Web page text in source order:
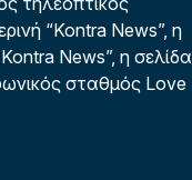
“Kontra News”, η
News”, η σελίδα
σταθμός Love